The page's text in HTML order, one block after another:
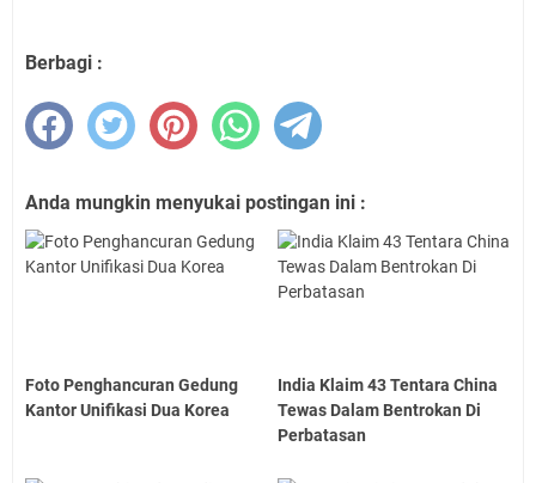
Berbagi :
Anda mungkin menyukai postingan ini :
Foto Penghancuran Gedung
Kantor Unifikasi Dua Korea
India Klaim 43 Tentara China
Tewas Dalam Bentrokan Di
Perbatasan